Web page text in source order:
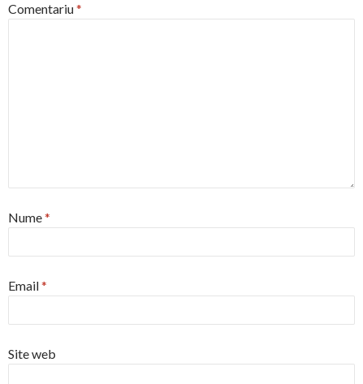
Comentariu*
Nume*
Email*
Site web